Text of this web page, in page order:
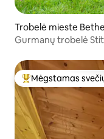
Trobelė mieste
Gurmanų trobelė
Svečių
Mėgstamas